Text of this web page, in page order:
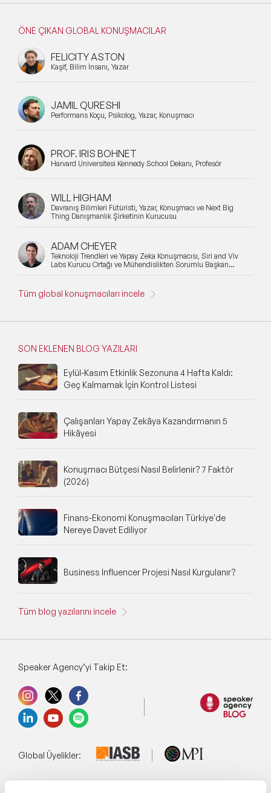
ÖNE ÇIKAN GLOBAL KONUŞMACILAR
FELICITY ASTON
Kaşif, Bilim İnsanı, Yazar
JAMIL QURESHI
Performans Koçu, Psikolog, Yazar, Konuşmacı
PROF. IRIS BOHNET
Harvard Üniversitesi Kennedy School Dekanı, Profesör
WILL HIGHAM
Davranış Bilimleri Fütüristi, Yazar, Konuşmacı ve Next Big
Thing Danışmanlık Şirketinin Kurucusu
ADAM CHEYER
Teknoloji Trendleri ve Yapay Zeka Konuşmacısı, Siri and Viv
Labs Kurucu Ortağı ve Mühendislikten Sorumlu Başkan
Tüm global konuşmacıları incele
SON EKLENEN BLOG YAZILARI
Eylül-Kasım Etkinlik Sezonuna 4 Hafta Kaldı:
Geç Kalmamak İçin Kontrol Listesi
Çalışanları Yapay Zekâya Kazandırmanın 5
Hikâyesi
Konuşmacı Bütçesi Nasıl Belirlenir? 7 Faktör
(2026)
Finans-Ekonomi Konuşmacıları Türkiye'de
Nereye Davet Ediliyor
Business Influencer Projesi Nasıl Kurgulanır?
Tüm blog yazılarını incele
Speaker Agency’yi Takip Et:
Global Üyelikler: